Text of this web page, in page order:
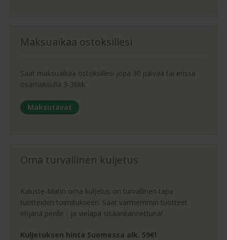
Maksuaikaa ostoksillesi
Saat maksuaikaa ostoksillesi jopa 30 päivää tai erissä
osamaksulla 3-36kk.
Maksutavat
Oma turvallinen kuljetus
Kaluste-Matin oma kuljetus on turvallinen tapa
tuotteiden toimitukseen. Saat varmemmin tuotteet
ehjänä perille - ja vieläpä sisäänkannettuna!
Kuljetuksen hinta Suomessa alk. 59€!